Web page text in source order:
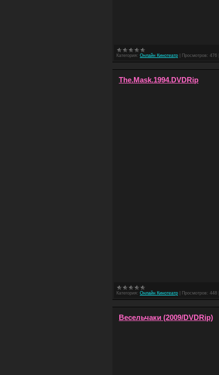
Категория: Онлайн Кинотеатр Просмотров: 476
The.Mask.1994.DVDRip
Категория: Онлайн Кинотеатр Просмотров: 448
Весельчаки (2009/DVDRip)